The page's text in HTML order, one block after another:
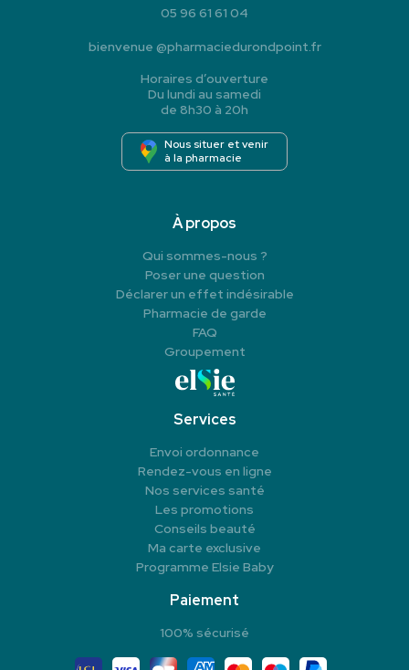
05 96 61 61 04
bienvenue @pharmaciedurondpoint.fr
Horaires d’ouverture
Du lundi au samedi
de 8h30 à 20h
Nous situer et venir
à la pharmacie
À propos
Qui sommes-nous ?
Poser une question
Déclarer un effet indésirable
Pharmacie de garde
FAQ
Groupement
Services
Envoi ordonnance
Rendez-vous en ligne
Nos services santé
Les promotions
Conseils beauté
Ma carte exclusive
Programme Elsie Baby
Paiement
100% sécurisé